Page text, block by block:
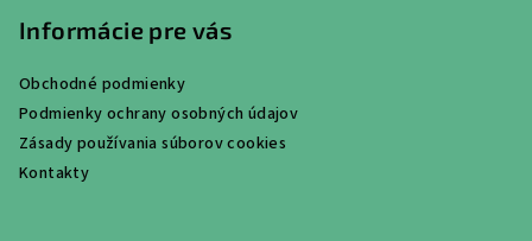
Informácie pre vás
Obchodné podmienky
Podmienky ochrany osobných údajov
Zásady používania súborov cookies
Kontakty